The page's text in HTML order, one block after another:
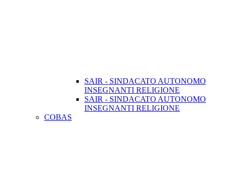
SAIR - SINDACATO AUTONOMO
INSEGNANTI RELIGIONE
SAIR - SINDACATO AUTONOMO
INSEGNANTI RELIGIONE
COBAS